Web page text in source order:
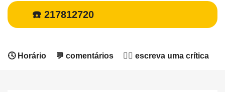
☎️ 217812720
🕓 Horário 💬 comentários ✍🏻 escreva uma crítica